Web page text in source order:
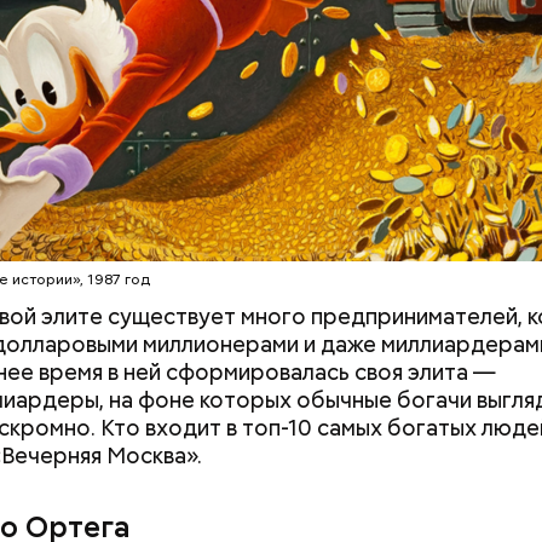
какие
истории», 1987 год
элите существует много предпринимателей,
миллионерами и даже
время в ней сформировалась своя элита —
на фоне которых обычные богачи
Кто входит в топ-10 самых богатых
Москва».
Ортега